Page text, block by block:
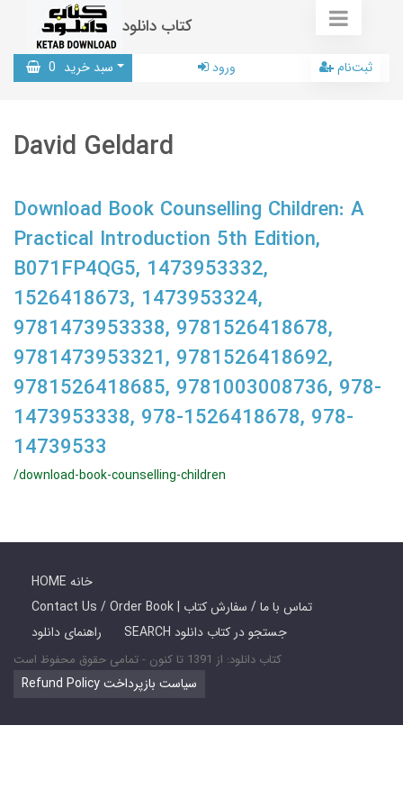
کتاب دانلود
سبد خرید 0 ورود ثبت‌نام
David Geldard
Download Book Counselling Children: A
Practical Introduction 5th Edition,
B071FP4QG5, 1473953332,
1526418673, 1473953324,
9781473953338, 9781526418678,
9781473953321, 9781526418692,
9781526418685, 9781003008736, 978-
1473953338, 978-1526418678, 978-
14739533
/download-book-counselling-children
HOME خانه
Contact Us / Order Book | تماس با ما / سفارش کتاب
راهنمای دانلود
SEARCH جستجو در کتاب دانلود
کتاب دانلود: از 1391 تا کنون - تمامی حقوق محفوظ است
Refund Policy سیاست بازپرداخت